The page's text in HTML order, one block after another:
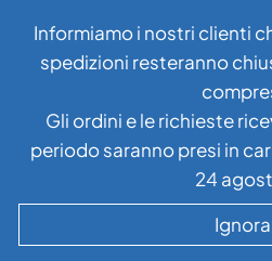
contenuto
Informiamo i nostri clienti
spedizioni resteranno
Gli ordini e le richieste
periodo saranno presi in
24
Ignora